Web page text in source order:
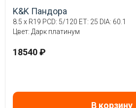
K&K Пандора
8.5 x R19 PCD: 5/120 ET: 25 DIA: 60.1
Цвет: Дарк платинум
18540 ₽
В корзину